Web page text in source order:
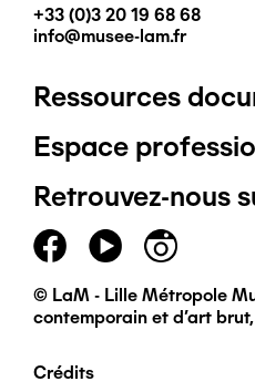
+33 (0)3 20 19 68 68
info@musee-lam.fr
Pied
de
page
principal
Ressources
Espace
Retrouvez-nous
© LaM - Lille Métropole
contemporain et d'art brut,
Crédits